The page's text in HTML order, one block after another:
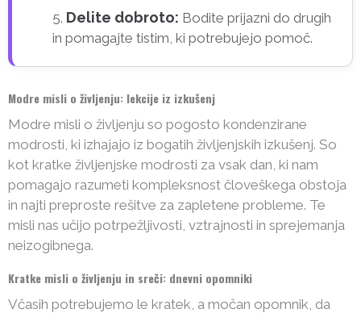
Delite dobroto: Bodite prijazni do drugih
in pomagajte tistim, ki potrebujejo pomoč.
Modre misli o življenju: lekcije iz izkušenj
Modre misli o življenju so pogosto kondenzirane
modrosti, ki izhajajo iz bogatih življenjskih izkušenj. So
kot kratke življenjske modrosti za vsak dan, ki nam
pomagajo razumeti kompleksnost človeškega obstoja
in najti preproste rešitve za zapletene probleme. Te
misli nas učijo potrpežljivosti, vztrajnosti in sprejemanja
neizogibnega.
Kratke misli o življenju in sreči: dnevni opomniki
Včasih potrebujemo le kratek, a močan opomnik, da